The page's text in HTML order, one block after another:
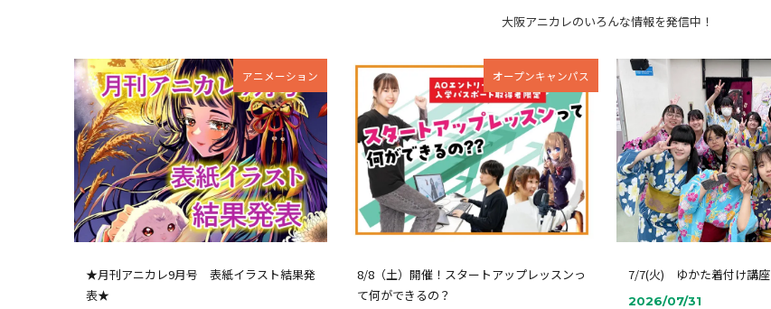
大阪アニカレのいろんな情報を発信中！
アニメーション
★月刊アニカレ9月号 表紙イラスト結果発
表★
オープンキャンパス
8/8（土）開催！スタートアップレッスンっ
て何ができるの？
7/7(火) ゆかた着付け講座
2026/07/31